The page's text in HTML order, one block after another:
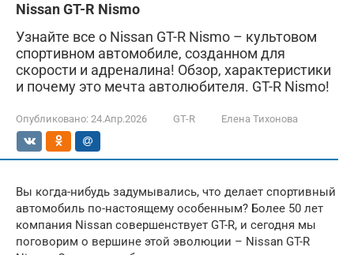
Nissan GT-R Nismo
Узнайте все о Nissan GT-R Nismo – культовом
спортивном автомобиле, созданном для
скорости и адреналина! Обзор, характеристики
и почему это мечта автолюбителя. GT-R Nismo!
Опубликовано: 24.Апр.2026 GT-R Елена Тихонова
Вы когда-нибудь задумывались, что делает спортивный
автомобиль по-настоящему особенным? Более 50 лет
компания Nissan совершенствует GT-R, и сегодня мы
поговорим о вершине этой эволюции – Nissan GT-R